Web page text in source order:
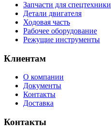
Запчасти для спецтехники
Детали двигателя
Ходовая часть
Рабочее оборудование
Режущие инструменты
Клиентам
О компании
Документы
Контакты
Доставка
Контакты